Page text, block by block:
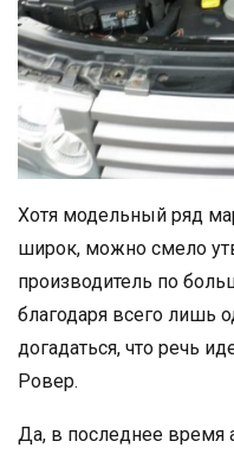
Хотя модельный ряд
широк, можно смело
производитель по
благодаря всего лишь
догадаться, что речь
Ровер.
Да, в последнее время